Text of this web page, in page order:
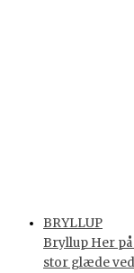
BRYLLUP
Bryllup Her
stor glæde